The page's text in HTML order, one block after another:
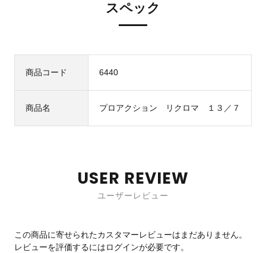
スペック
商品コード 6440
商品名 プロアクション リクロマ １３／７
USER REVIEW
ユーザーレビュー
この商品に寄せられたカスタマーレビューはまだありません。
レビューを評価するにはログインが必要です。